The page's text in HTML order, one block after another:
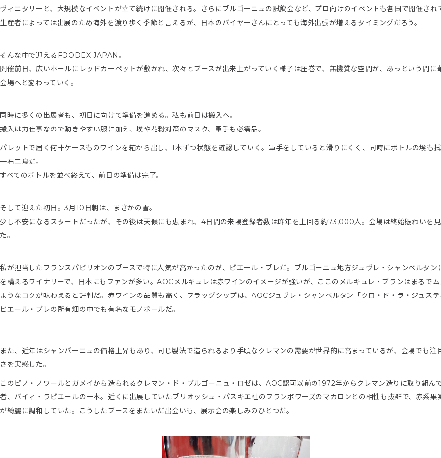
ヴィニタリーと、大規模なイベントが立て続けに開催される。さらにブルゴーニュの試飲会など、プロ向けのイベントも各国で開催され
生産者によっては出展のため海外を渡り歩く季節と言えるが、日本のバイヤーさんにとっても海外出張が増えるタイミングだろう。
そんな中で迎えるFOODEX JAPAN。
開催前日、広いホールにレッドカーペットが敷かれ、次々とブースが出来上がっていく様子は圧巻で、無機質な空間が、あっという間に
会場へと変わっていく。
同時に多くの出展者も、初日に向けて準備を進める。私も前日は搬入へ。
搬入は力仕事なので動きやすい服に加え、埃や花粉対策のマスク、軍手も必需品。
パレットで届く何十ケースものワインを箱から出し、1本ずつ状態を確認していく。軍手をしていると滑りにくく、同時にボトルの埃も
一石二鳥だ。
すべてのボトルを並べ終えて、前日の準備は完了。
そして迎えた初日。3月10日朝は、まさかの雪。
少し不安になるスタートだったが、その後は天候にも恵まれ、4日間の来場登録者数は昨年を上回る約73,000人。会場は終始賑わいを
た。
私が担当したフランスパビリオンのブースで特に人気が高かったのが、ピエール・ブレだ。ブルゴーニュ地方ジュヴレ・シャンベルタン
を構えるワイナリーで、日本にもファンが多い。AOCメルキュレは赤ワインのイメージが強いが、ここのメルキュレ・ブランはまるでム
ようなコクが味わえると評判だ。赤ワインの品質も高く、フラッグシップは、AOCジュヴレ・シャンベルタン「クロ・ド・ラ・ジュステ
ピエール・ブレの所有畑の中でも有名なモノポールだ。
また、近年はシャンパーニュの価格上昇もあり、同じ製法で造られるより手頃なクレマンの需要が世界的に高まっているが、会場でも注
さを実感した。
このピノ・ノワールとガメイから造られるクレマン・ド・ブルゴーニュ・ロゼは、AOC認可以前の1972年からクレマン造りに取り組ん
者、バイィ・ラピエールの一本。近くに出展していたブリオッシュ・パスキエ社のフランボワーズのマカロンとの相性も抜群で、赤系果
が綺麗に調和していた。こうしたブースをまたいだ出会いも、展示会の楽しみのひとつだ。